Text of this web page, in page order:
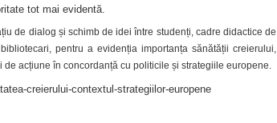
tot mai evidentă.
de dialog și schimb de idei între studenți, cadre didactice de
pentru a evidenția importanța sănătății creierului,
acțiune în concordanță cu politicile și strategiile europene.
creierului-contextul-strategiilor-europene